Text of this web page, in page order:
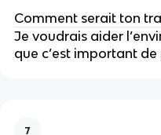
Comment serait ton
Je voudrais aider
que c’est important
7